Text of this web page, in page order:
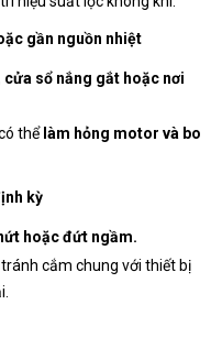
gần nguồn nhiệt
cửa sổ nắng gắt hoặc nơi
thể làm hỏng motor và bo
kỳ
hoặc đứt ngầm.
tránh cắm chung với thiết bị